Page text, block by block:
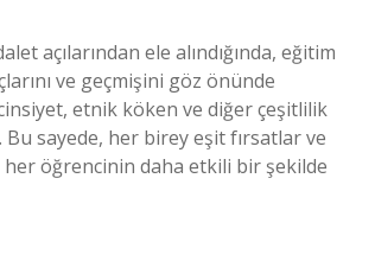
açılarından ele alındığında, eğitim
ve geçmişini göz önünde
etnik köken ve diğer çeşitlilik
sayede, her birey eşit fırsatlar ve
öğrencinin daha etkili bir şekilde